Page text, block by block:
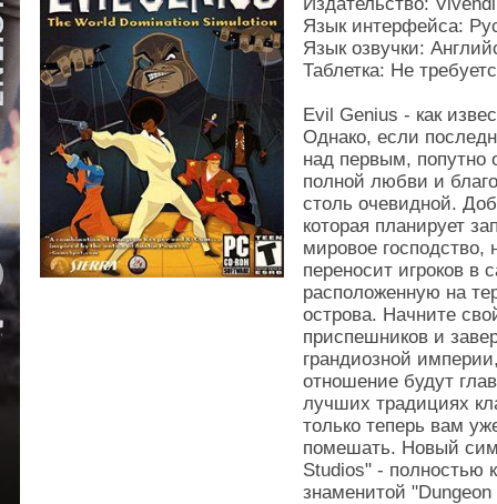
Язык интерфейса:
Язык озвучки:
Таблетка: Не
Evil Genius - как
Однако, если
над первым, попутно
полной любви и
столь очевидной.
которая планирует
мировое господство,
переносит игроков в
расположенную на
острова. Начните
приспешников и
грандиозной
отношение будут
лучших традициях
только теперь вам
помешать. Новый
Studios" - полностью
знаменитой "Dungeon